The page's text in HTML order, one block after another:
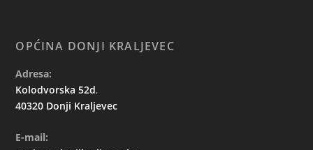
OPĆINA DONJI KRALJEVEC
Adresa:
Kolodvorska 52d,
40320 Donji Kraljevec
E-mail: